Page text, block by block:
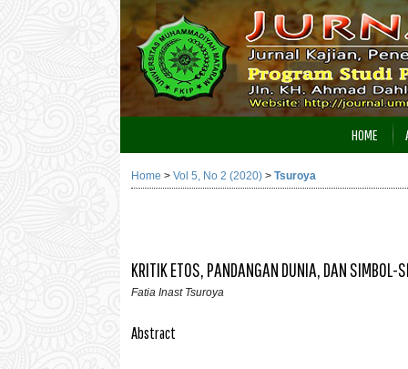
HOME
Home > Vol 5, No 2 (2020) > Tsuroya
KRITIK ETOS, PANDANGAN DUNIA, DAN SIMBOL-
Fatia Inast Tsuroya
Abstract